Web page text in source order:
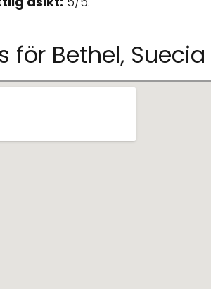
för Bethel, Suecia